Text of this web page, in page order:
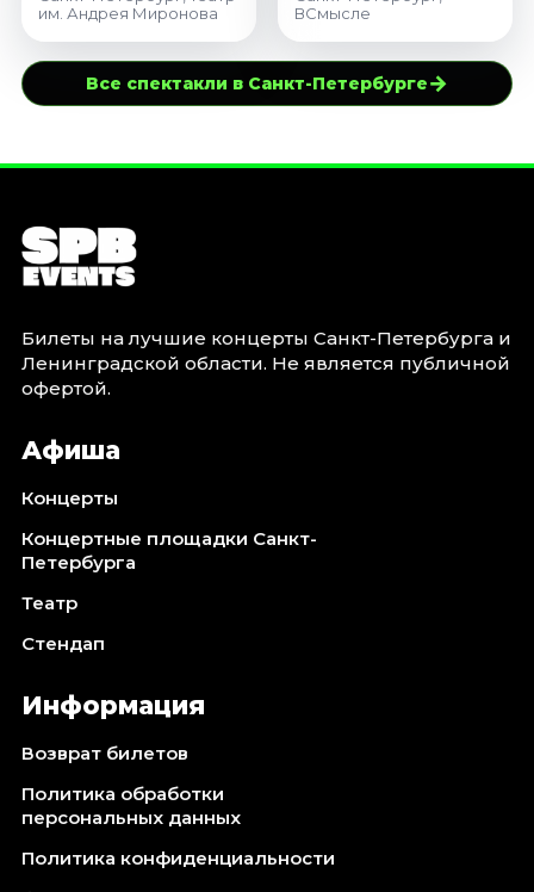
им. Андрея Миронова
ВСмысле
Все спектакли в Санкт-Петербурге→
Билеты на лучшие концерты Санкт-Петербурга и
Ленинградской области. Не является публичной
офертой.
Афиша
Концерты
Концертные площадки Санкт-
Петербурга
Театр
Стендап
Информация
Возврат билетов
Политика обработки
персональных данных
Политика конфиденциальности